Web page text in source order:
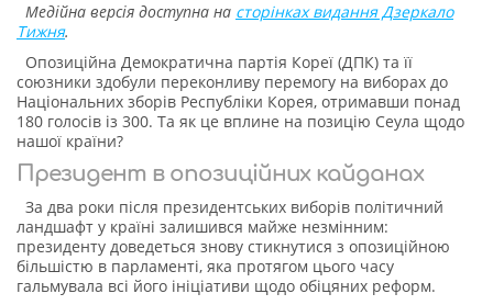
Медійна версія доступна на сторінках видання Дзеркало
Тижня.
Опозиційна Демократична партія Кореї (ДПК) та її
союзники здобули переконливу перемогу на виборах до
Національних зборів Республіки Корея, отримавши понад
180 голосів із 300. Та як це вплине на позицію Сеула щодо
нашої країни?
Президент в опозиційних кайданах
За два роки після президентських виборів політичний
ландшафт у країні залишився майже незмінним:
президенту доведеться знову стикнутися з опозиційною
більшістю в парламенті, яка протягом цього часу
гальмувала всі його ініціативи щодо обіцяних реформ.